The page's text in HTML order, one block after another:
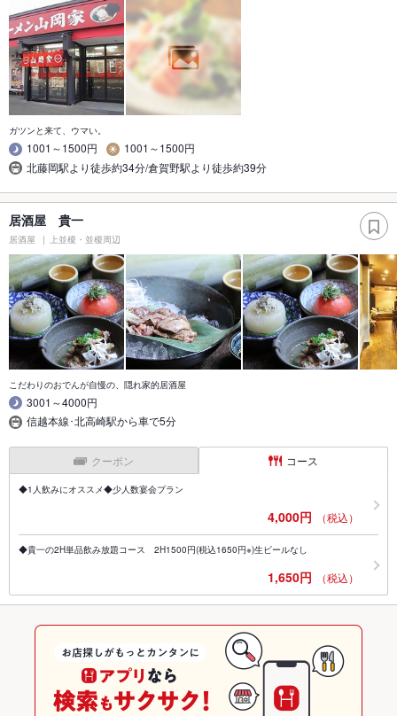
ガツンと来て、ウマい。
1001～1500円
1001～1500円
北藤岡駅より徒歩約34分/倉賀野駅より徒歩約39分
居酒屋 貴一
居酒屋 上並榎・並榎周辺
こだわりのおでんが自慢の、隠れ家的居酒屋
3001～4000円
信越本線･北高崎駅から車で5分
クーポン コース
◆1人飲みにオススメ◆少人数宴会プラン
4,000円 （税込）
◆貴一の2H単品飲み放題コース 2H1500円(税込1650円※)生ビールなし
1,650円 （税込）